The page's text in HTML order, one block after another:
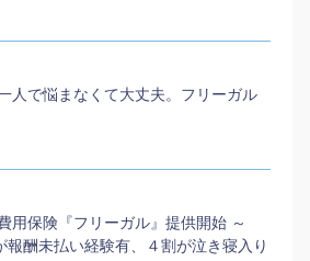
人で悩まなくて大丈夫。フリーガル
用保険『フリーガル』提供開始 ～
報酬未払い経験有、４割が泣き寝入り